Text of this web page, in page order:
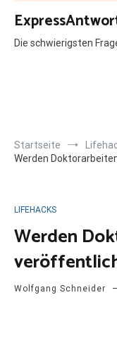
Zum
Inhalt
springen
Die schwierigsten
Startseite
Werden
LIFEHACKS
Werden
Wolfgang Schneider